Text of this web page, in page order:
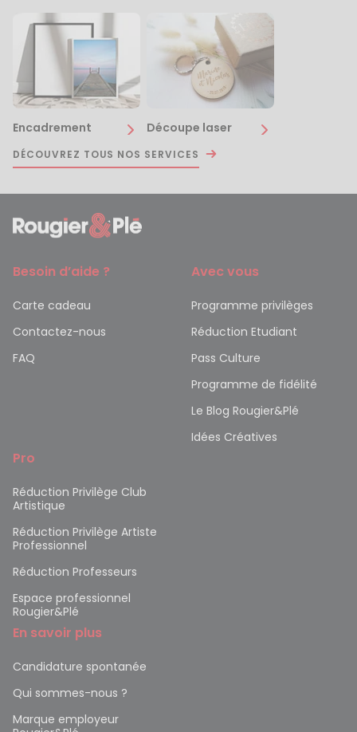
Encadrement Découpe laser
DÉCOUVREZ TOUS NOS SERVICES
Besoin d’aide ?
Carte cadeau
Contactez-nous
FAQ
Avec vous
Programme privilèges
Réduction Etudiant
Pass Culture
Programme de fidélité
Le Blog Rougier&Plé
Idées Créatives
Pro
Réduction Privilège Club
Artistique
Réduction Privilège Artiste
Professionnel
Réduction Professeurs
Espace professionnel
Rougier&Plé
En savoir plus
Candidature spontanée
Qui sommes-nous ?
Marque employeur